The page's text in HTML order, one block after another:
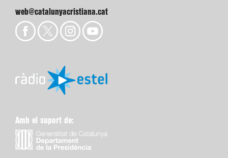
web@catalunyacristiana.cat
Amb el suport de: